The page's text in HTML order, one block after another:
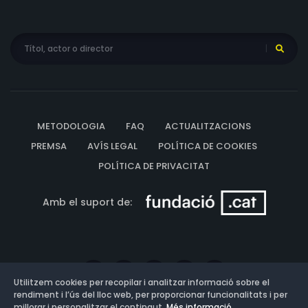
METODOLOGIA FAQ
ACTUALITZACIONS
PREMSA
AVÍS LEGAL
POLÍTICA DE COOKIES
POLÍTICA DE PRIVACITAT
Amb el suport de:
Utilitzem cookies per recopilar i analitzar informació sobre el
rendiment i l’ús del lloc web, per proporcionar funcionalitats i per